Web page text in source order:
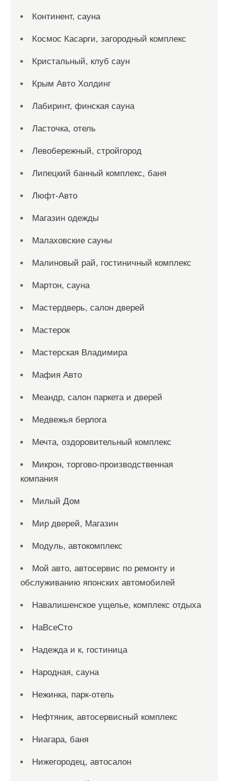
Континент, сауна
Космос Касарги, загородный комплекс
Кристальный, клуб саун
Крым Авто Холдинг
Лабиринт, финская сауна
Ласточка, отель
Левобережный, стройгород
Липецкий банный комплекс, баня
Люфт-Авто
Магазин одежды
Малаховские сауны
Малиновый рай, гостиничный комплекс
Мартон, сауна
Мастердверь, салон дверей
Мастерок
Мастерская Владимира
Мафия Авто
Меандр, салон паркета и дверей
Медвежья берлога
Мечта, оздоровительный комплекс
Микрон, торгово-производственная
компания
Милый Дом
Мир дверей, Магазин
Модуль, автокомплекс
Мой авто, автосервис по ремонту и
обслуживанию японских автомобилей
Навалишенское ущелье, комплекс отдыха
НаВсеСто
Надежда и к, гостиница
Народная, сауна
Нежинка, парк-отель
Нефтяник, автосервисный комплекс
Ниагара, баня
Нижегородец, автосалон